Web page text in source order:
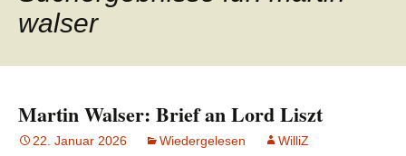
walser
Martin Walser: Brief an Lord Liszt
22. Januar 2026 Wiedergelesen WilliZ